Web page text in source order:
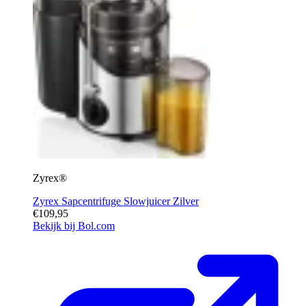
Zyrex®
Zyrex Sapcentrifuge Slowjuicer Zilver
€109,95
Bekijk bij Bol.com